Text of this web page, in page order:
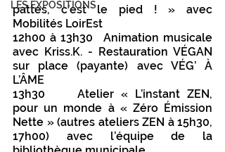
LES EXPOSITIONS
pattes, c’est le pied ! » avec
Mobilités LoirEst
12h00 à 13h30 	Animation musicale
avec Kriss.K. - Restauration VÉGAN
sur place (payante) avec VÉG’ À
L’ÂME
13h30 	Atelier « L’instant ZEN,
pour un monde à « Zéro Émission
Nette » (autres ateliers ZEN à 15h30,
17h00) avec l’équipe de la